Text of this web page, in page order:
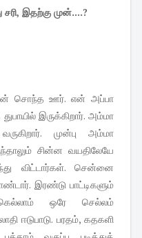
சரி, இதற்கு முன்....?
சொந்த ஊர். என் அப்பா
இருக்கிறார். அம்மா
முன்பு அம்மா
சின்ன வயதிலேயே
விட்டார்கள். சென்னை
இரண்டு பாட்டிகளும்
ஒரே செல்லம்
ஈடுபாடு. பரதம், கதகளி